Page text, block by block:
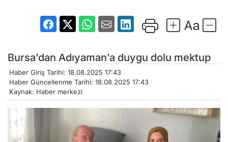
Bursa’dan Adıyaman’a duygu dolu mektup
Haber Giriş Tarihi: 18.08.2025 17:43
Haber Güncellenme Tarihi: 18.08.2025 17:43
Kaynak: Haber merkezi